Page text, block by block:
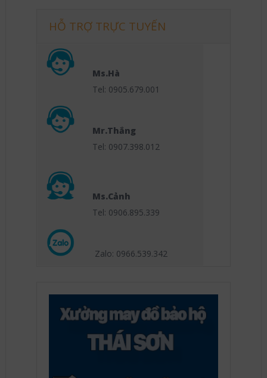
HỖ TRỢ TRỰC TUYẾN
Ms.Hà
Tel: 0905.679.001
Mr.Thắng
Tel: 0907.398.012
Ms.Cảnh
Tel: 0906.895.339
Zalo: 0966.539.342